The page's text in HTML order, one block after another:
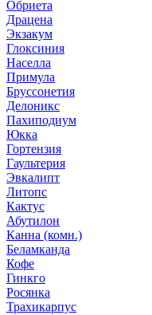
Обриета
Драцена
Экзакум
Глоксиния
Населла
Примула
Бруссонетия
Делоникс
Пахиподиум
Юкка
Гортензия
Гаультерия
Эвкалипт
Литопс
Кактус
Абутилон
Канна (комн.)
Беламканда
Кофе
Гинкго
Росянка
Трахикарпус